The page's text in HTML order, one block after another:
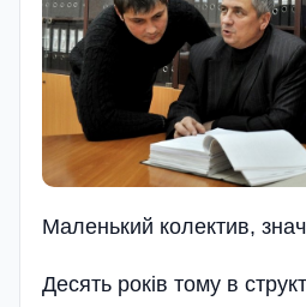
Маленький колектив,
Десять років тому в